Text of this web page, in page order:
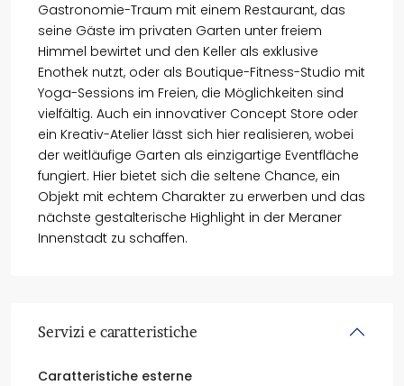
Gastronomie-Traum mit einem Restaurant, das
seine Gäste im privaten Garten unter freiem
Himmel bewirtet und den Keller als exklusive
Enothek nutzt, oder als Boutique-Fitness-Studio mit
Yoga-Sessions im Freien, die Möglichkeiten sind
vielfältig. Auch ein innovativer Concept Store oder
ein Kreativ-Atelier lässt sich hier realisieren, wobei
der weitläufige Garten als einzigartige Eventfläche
fungiert. Hier bietet sich die seltene Chance, ein
Objekt mit echtem Charakter zu erwerben und das
nächste gestalterische Highlight in der Meraner
Innenstadt zu schaffen.
Servizi e caratteristiche
Caratteristiche esterne